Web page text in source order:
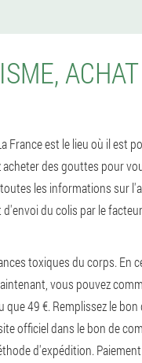
est le lieu où il est
des gouttes pour
les informations sur
du colis par le
toxiques du corps. En
vous pouvez
49 €. Remplissez le
officiel dans le bon de
d'expédition.